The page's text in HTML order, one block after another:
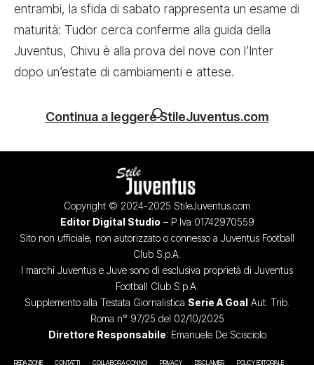
entrambi, la sfida di sabato rappresenta un esame di
maturità: Tudor cerca conferme alla guida della
Juventus, Chivu è alla prova del nove con l’Inter
dopo un’estate di cambiamenti e attese.
Continua a leggere StileJuventus.com
Copyright © 2024-2025 StileJuventus.com
Editor Digital Studio – P.Iva 01742970559
Sito non ufficiale, non autorizzato o connesso a Juventus Football
Club S.p.A.
I marchi Juventus e Juve sono di esclusiva proprietà di Juventus
Football Club S.p.A.
Supplemento alla Testata Giornalistica Serie A Goal Aut. Trib.
Roma n° 97/25 del 02/10/2025
Direttore Responsabile: Emanuele De Scisciolo
REDAZIONE CONTATTI COLLABORA CON NOI PRIVACY DISCLAIMER POLICY EDITORIALE